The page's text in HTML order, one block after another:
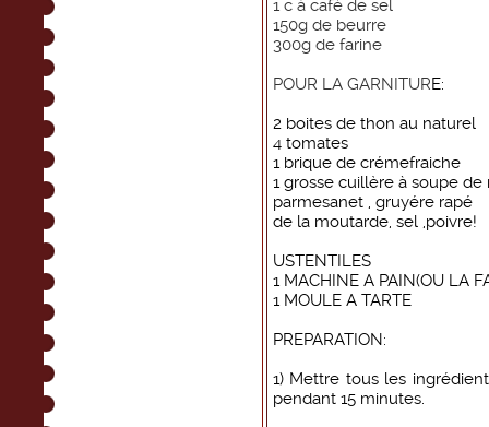
1 c à café de sel
150g de beurre
300g de farine
POUR LA GARNITURE:
2 boites de thon au naturel
4 tomates
1 brique de crémefraiche
1 grosse cuillère à soupe de
parmesanet , gruyére rapé
de la moutarde, sel ,poivre!
USTENTILES
1 MACHINE A PAIN(OU LA
1 MOULE A TARTE
PREPARATION:
1) Mettre tous les
pendant 15 minutes.